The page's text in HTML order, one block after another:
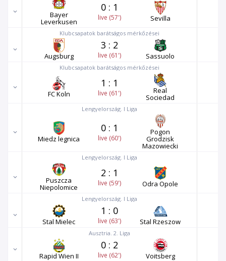
Bayer
Leverkusen
0 : 1
live (57') Sevilla
Klubcsapatok barátságos mérkőzései
Augsburg
3 : 2
live (61') Sassuolo
Klubcsapatok barátságos mérkőzései
FC Koln
1 : 1
live (61') Real
Sociedad
Lengyelország. I Liga
Miedz legnica
0 : 1
live (60')
Pogon
Grodzisk
Mazowiecki
Lengyelország. I Liga
Puszcza
Niepolomice
2 : 1
live (59') Odra Opole
Lengyelország. I Liga
Stal Mielec
1 : 0
live (63') Stal Rzeszow
Ausztria. 2. Liga
Rapid Wien II
0 : 2
live (62') Voitsberg